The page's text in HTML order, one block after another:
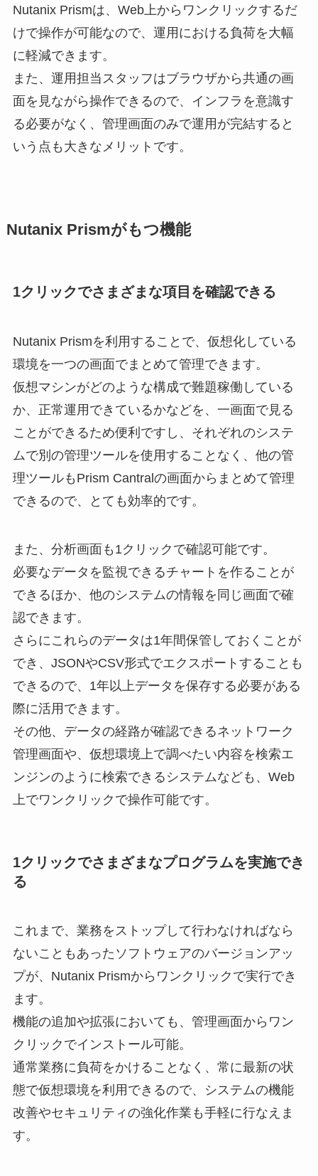
Nutanix Prismは、Web上からワンクリックするだ
けで操作が可能なので、運用における負荷を大幅
に軽減できます。
また、運用担当スタッフはブラウザから共通の画
面を見ながら操作できるので、インフラを意識す
る必要がなく、管理画面のみで運用が完結すると
いう点も大きなメリットです。
Nutanix Prismがもつ機能
1クリックでさまざまな項目を確認できる
Nutanix Prismを利用することで、仮想化している
環境を一つの画面でまとめて管理できます。
仮想マシンがどのような構成で難題稼働している
か、正常運用できているかなどを、一画面で見る
ことができるため便利ですし、それぞれのシステ
ムで別の管理ツールを使用することなく、他の管
理ツールもPrism Cantralの画面からまとめて管理
できるので、とても効率的です。
また、分析画面も1クリックで確認可能です。
必要なデータを監視できるチャートを作ることが
できるほか、他のシステムの情報を同じ画面で確
認できます。
さらにこれらのデータは1年間保管しておくことが
でき、JSONやCSV形式でエクスポートすることも
できるので、1年以上データを保存する必要がある
際に活用できます。
その他、データの経路が確認できるネットワーク
管理画面や、仮想環境上で調べたい内容を検索エ
ンジンのように検索できるシステムなども、Web
上でワンクリックで操作可能です。
1クリックでさまざまなプログラムを実施でき
る
これまで、業務をストップして行わなければなら
ないこともあったソフトウェアのバージョンアッ
プが、Nutanix Prismからワンクリックで実行でき
ます。
機能の追加や拡張においても、管理画面からワン
クリックでインストール可能。
通常業務に負荷をかけることなく、常に最新の状
態で仮想環境を利用できるので、システムの機能
改善やセキュリティの強化作業も手軽に行なえま
す。